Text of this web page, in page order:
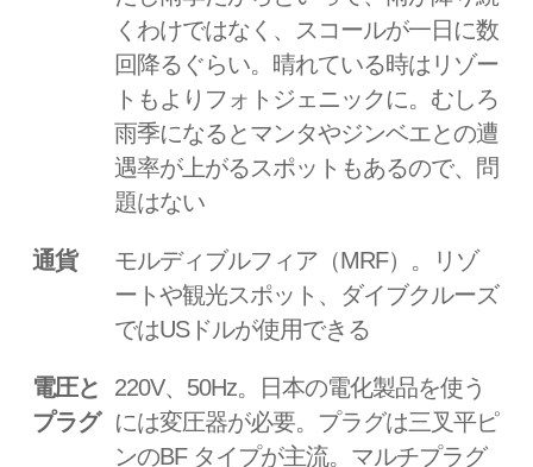
くわけではなく、スコールが一日に数
回降るぐらい。晴れている時はリゾー
トもよりフォトジェニックに。むしろ
雨季になるとマンタやジンベエとの遭
遇率が上がるスポットもあるので、問
題はない
通貨
モルディブルフィア（MRF）。リゾ
ートや観光スポット、ダイブクルーズ
ではUSドルが使用できる
電圧と
プラグ
220V、50Hz。日本の電化製品を使う
には変圧器が必要。プラグは三叉平ピ
ンのBF タイプが主流。マルチプラグ